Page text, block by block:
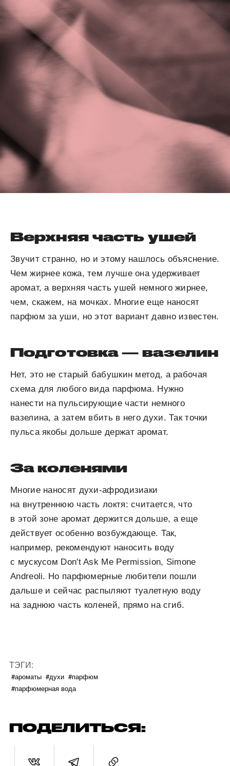
Верхняя часть ушей
Звучит странно, но и этому нашлось объяснение.
Чем жирнее кожа, тем лучше она удерживает
аромат, а верхняя часть ушей немного жирнее,
чем, скажем, на мочках. Многие еще наносят
парфюм за уши, но этот вариант давно известен.
Подготовка — вазелин
Нет, это не старый бабушкин метод, а рабочая
схема для любого вида парфюма. Нужно
нанести на пульсирующие части немного
вазелина, а затем вбить в него духи. Так точки
пульса якобы дольше держат аромат.
За коленями
Многие наносят духи-афродизиаки
на внутреннюю часть локтя: считается, что
в этой зоне аромат держится дольше, а еще
действует особенно возбуждающе. Так,
например, рекомендуют наносить воду
с мускусом Don't Ask Me Permission, Simone
Andreoli. Но парфюмерные любители пошли
дальше и сейчас распыляют туалетную воду
на заднюю часть коленей, прямо на сгиб.
ТЭГИ:
#ароматы #духи #парфюм
#парфюмерная вода
ПОДЕЛИТЬСЯ: